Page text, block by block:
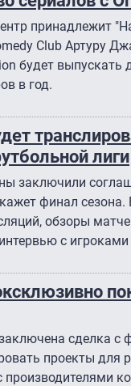
принадлежит
Club Артуру
будет выпускать
в год.
лиги
заключили
финал сезона.
обзоры
с игроками
сделка с
проекты для
производителями